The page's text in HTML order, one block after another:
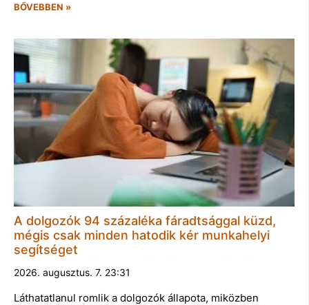
BŐVEBBEN »
A dolgozók 94 százaléka fáradtsággal küzd,
mégis csak minden hatodik kér munkahelyi
segítséget
2026. augusztus. 7. 23:31
Láthatatlanul romlik a dolgozók állapota, miközben